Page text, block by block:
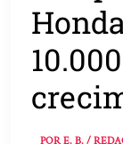
PORE. B. /